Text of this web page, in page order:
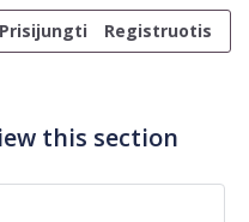
Prisijungti
Registruotis
this section